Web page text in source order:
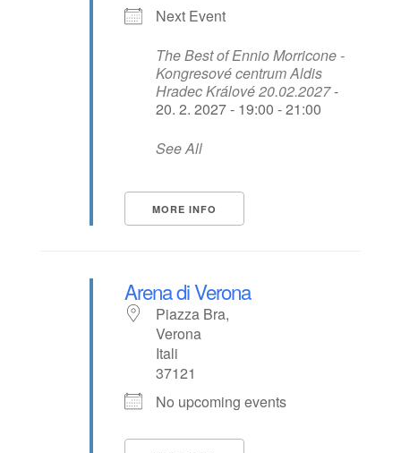
Next Event
The Best of Ennio Morricone -
Kongresové centrum Aldis
Hradec Králové 20.02.2027-
20. 2. 2027 - 19:00 - 21:00
See All
MORE INFO
Arena di Verona
Piazza Bra,
Verona
Itali
37121
No upcoming events